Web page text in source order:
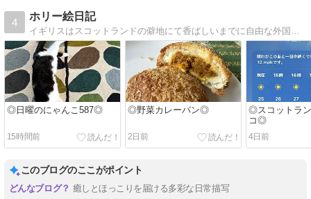
4
ホリー絵日記
◎日曜のにゃんこ587◎
15時間前
◎野菜カレーパン◎
2日前
◎スコットラ
コ◎
4日前
このブログのここがポイント
癒しとほっこりを届ける多彩な日常描写